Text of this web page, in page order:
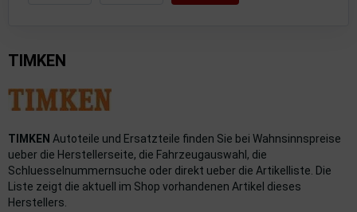
TIMKEN
TIMKEN Autoteile und Ersatzteile finden Sie bei Wahnsinnspreise
ueber die Herstellerseite, die Fahrzeugauswahl, die
Schluesselnummernsuche oder direkt ueber die Artikelliste. Die
Liste zeigt die aktuell im Shop vorhandenen Artikel dieses
Herstellers.
Lüftung